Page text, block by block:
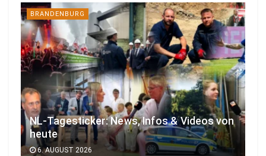
BRANDENBURG
NL-Tagesticker: News, Infos & Videos von
heute
6. AUGUST 2026